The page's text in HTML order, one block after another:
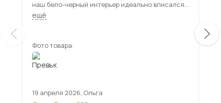
наш бело-черный интерьер идеально вписался.
С белыми и красными думками - вообще супер.
ещё
Фото товара:
19 апреля 2026, Ольга